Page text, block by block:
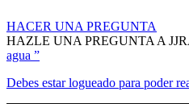
HACER UNA PREGUNTA
HAZLE UNA PREGUNTA A
agua ”
Debes estar logueado para poder